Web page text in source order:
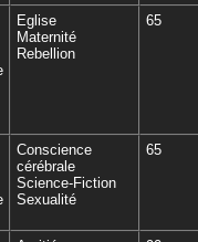
Eglise
Maternité
Rebellion
65
Conscience
cérébrale
Science-Fiction
Sexualité
65